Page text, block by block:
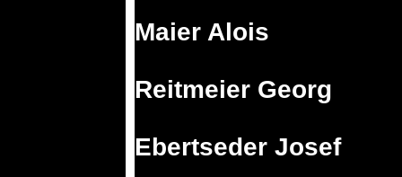
Maier Alois
Reitmeier Georg
Ebertseder Josef